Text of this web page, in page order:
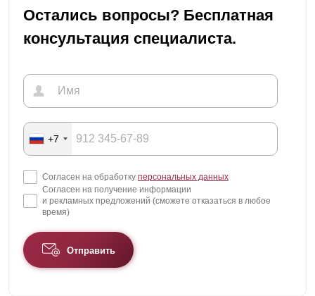
Остались вопросы? Бесплатная
консультация специалиста.
+7
Согласен на обработку персональных данных
Согласен на получение информации
и рекламных предложений (сможете отказаться в любое
время)
Отправить